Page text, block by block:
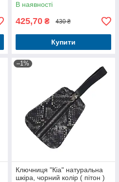
В наявності
425,70 ₴ 430 ₴
Купити
–1%
Ключниця "Кіа" натуральна
шкіра, чорний колір ( пітон )